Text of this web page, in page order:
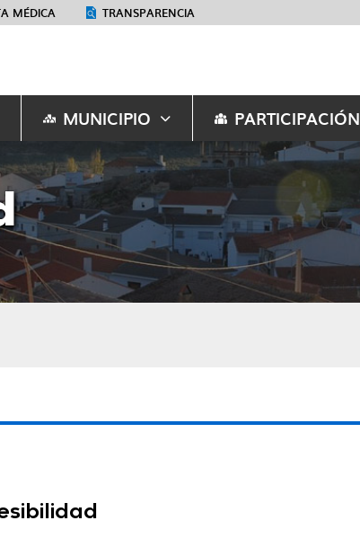
MÉDICA TRANSPARENCIA
MUNICIPIO PARTICIPACIÓN